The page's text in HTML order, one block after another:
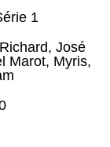
1
, José
Marot, Myris,